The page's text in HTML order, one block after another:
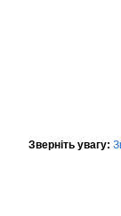
Зверніть увагу: